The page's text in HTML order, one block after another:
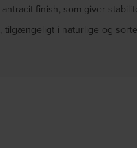
finish, som giver
tilgængeligt i naturlige og